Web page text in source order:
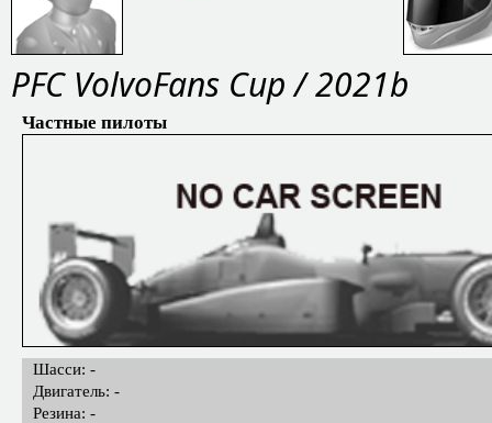
PFC VolvoFans Cup / 2021b
Частные пилоты
Шасси: -
Двигатель: -
Резина: -